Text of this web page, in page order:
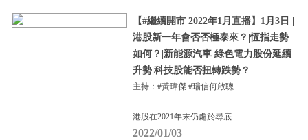
【#繼續開市 2022年1月直播】1月3日 |
港股新一年會否否極泰來？|恆指走勢
如何？|新能源汽車 綠色電力股份延續
升勢|科技股能否扭轉跌勢？
主持：#黃瑋傑 #瑞信何啟聰
港股在2021年末仍處於尋底
2022/01/03